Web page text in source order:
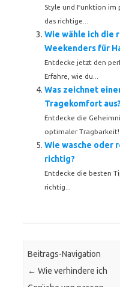
Style und Funktion im
das richtige...
Wie wähle ich die
Weekenders für
Entdecke jetzt den
Erfahre, wie du...
Was zeichnet
Tragekomfort aus?
Entdecke die
optimaler Tragbarkeit!
Wie wasche oder
richtig?
Entdecke die besten
richtig...
Beitrags-Navigation
← Wie verhindere ich